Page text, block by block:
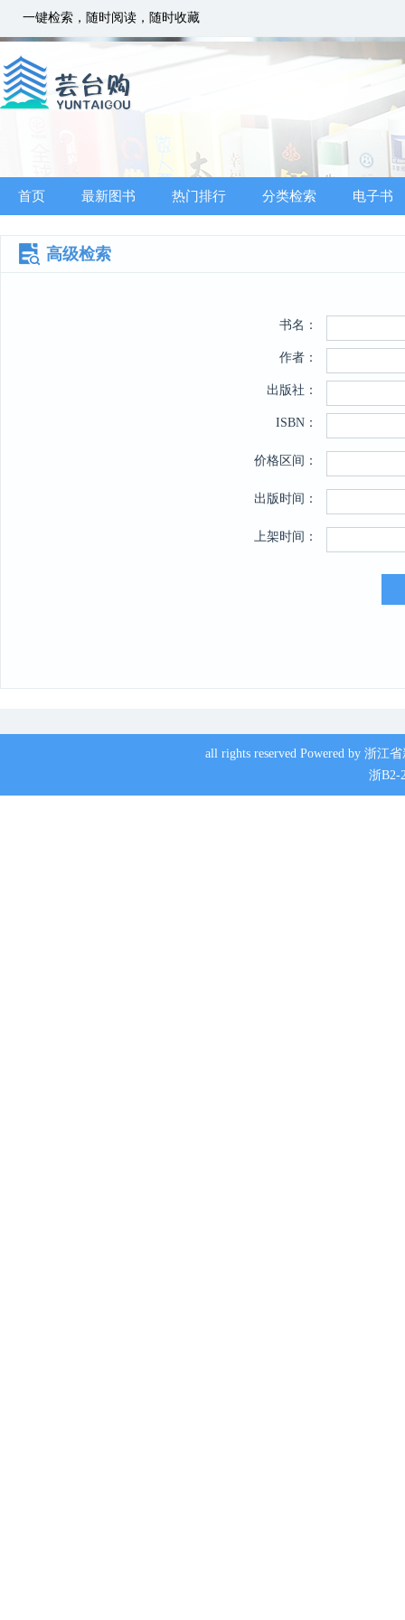
一键检索，随时阅读，随时收藏
首页 最新图书 热门排行 分类检索 电子书
高级检索
书名：
作者：
出版社：
ISBN：
价格区间：
出版时间：
上架时间：
all rights reserved Powered by 浙江
浙B2-